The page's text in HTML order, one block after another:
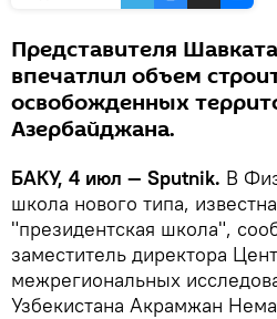
Представителя
впечатлил объем
освобожденных
Азербайджана.
БАКУ, 4 июл — Sputnik. В
школа нового типа,
"президентская школа",
заместитель директора
межрегиональных
Узбекистана Акрамжан